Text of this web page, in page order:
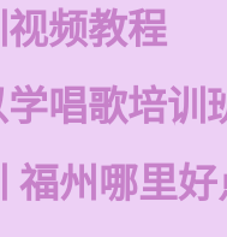
频教程
唱歌培训
福州哪里